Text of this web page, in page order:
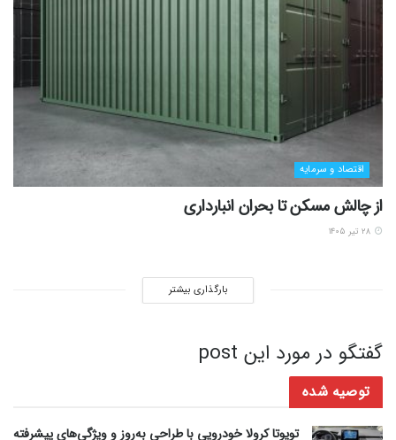
اقتصاد و سرمایه
از چالش مسکن تا بحران انبارداری
بارگذاری بیشتر
گفتگو در مورد این post
توصیه شده
تویوتا کرولا خودرویی با طراحی به‌روز و ویژگی‌های پیشرفته